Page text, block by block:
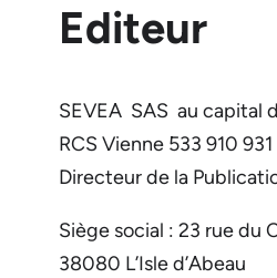
Editeur
SEVEA SAS au capital
RCS Vienne 533 910 931
Directeur de la
Siège social : 23 rue du
38080 L’Isle d’Abeau